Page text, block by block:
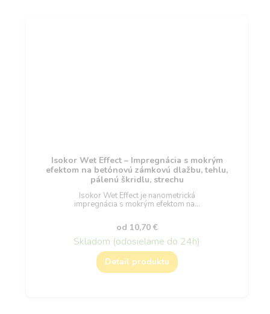
Isokor Wet Effect – Impregnácia s mokrým
efektom na betónovú zámkovú dlažbu, tehlu,
pálenú škridlu, strechu
Isokor Wet Effect je nanometrická
impregnácia s mokrým efektom na…
od 10,70 €
Skladom (odosielame do 24h)
Detail produktu